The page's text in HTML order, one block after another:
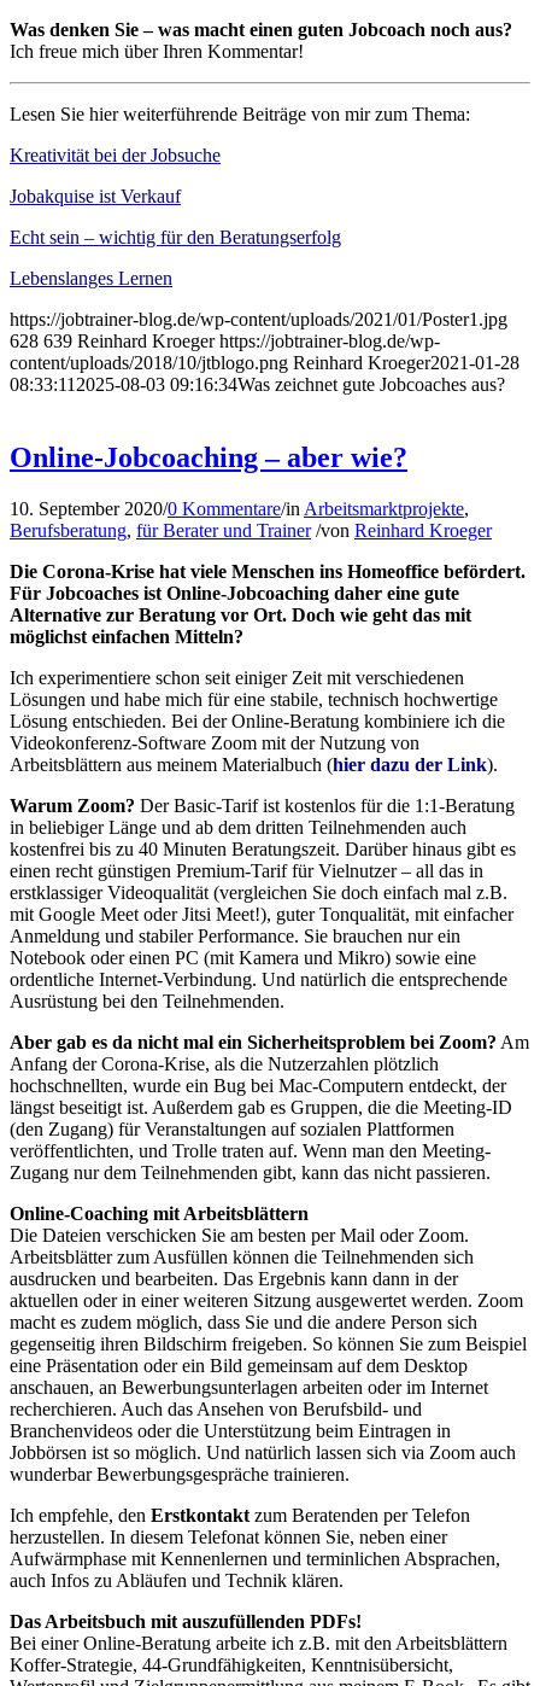
Was denken Sie – was macht einen guten Jobcoach noch aus?
Ich freue mich über Ihren Kommentar!
Lesen Sie hier weiterführende Beiträge von mir zum Thema:
Kreativität bei der Jobsuche
Jobakquise ist Verkauf
Echt sein – wichtig für den Beratungserfolg
Lebenslanges Lernen
https://jobtrainer-blog.de/wp-content/uploads/2021/01/Poster1.jpg
628 639 Reinhard Kroeger https://jobtrainer-blog.de/wp-
content/uploads/2018/10/jtblogo.png Reinhard Kroeger2021-01-28
08:33:11 2025-08-03 09:16:34Was zeichnet gute Jobcoaches aus?
Online-Jobcoaching – aber wie?
10. September 2020/0 Kommentare/in Arbeitsmarktprojekte,
Berufsberatung, für Berater und Trainer /von Reinhard Kroeger
Die Corona-Krise hat viele Menschen ins Homeoffice befördert.
Für Jobcoaches ist Online-Jobcoaching daher eine gute
Alternative zur Beratung vor Ort. Doch wie geht das mit
möglichst einfachen Mitteln?
Ich experimentiere schon seit einiger Zeit mit verschiedenen
Lösungen und habe mich für eine stabile, technisch hochwertige
Lösung entschieden. Bei der Online-Beratung kombiniere ich die
Videokonferenz-Software Zoom mit der Nutzung von
Arbeitsblättern aus meinem Materialbuch (hier dazu der Link).
Warum Zoom? Der Basic-Tarif ist kostenlos für die 1:1-Beratung
in beliebiger Länge und ab dem dritten Teilnehmenden auch
kostenfrei bis zu 40 Minuten Beratungszeit. Darüber hinaus gibt es
einen recht günstigen Premium-Tarif für Vielnutzer – all das in
erstklassiger Videoqualität (vergleichen Sie doch einfach mal z.B.
mit Google Meet oder Jitsi Meet!), guter Tonqualität, mit einfacher
Anmeldung und stabiler Performance. Sie brauchen nur ein
Notebook oder einen PC (mit Kamera und Mikro) sowie eine
ordentliche Internet-Verbindung. Und natürlich die entsprechende
Ausrüstung bei den Teilnehmenden.
Aber gab es da nicht mal ein Sicherheitsproblem bei Zoom? Am
Anfang der Corona-Krise, als die Nutzerzahlen plötzlich
hochschnellten, wurde ein Bug bei Mac-Computern entdeckt, der
längst beseitigt ist. Außerdem gab es Gruppen, die die Meeting-ID
(den Zugang) für Veranstaltungen auf sozialen Plattformen
veröffentlichten, und Trolle traten auf. Wenn man den Meeting-
Zugang nur dem Teilnehmenden gibt, kann das nicht passieren.
Online-Coaching mit Arbeitsblättern
Die Dateien verschicken Sie am besten per Mail oder Zoom.
Arbeitsblätter zum Ausfüllen können die Teilnehmenden sich
ausdrucken und bearbeiten. Das Ergebnis kann dann in der
aktuellen oder in einer weiteren Sitzung ausgewertet werden. Zoom
macht es zudem möglich, dass Sie und die andere Person sich
gegenseitig ihren Bildschirm freigeben. So können Sie zum Beispiel
eine Präsentation oder ein Bild gemeinsam auf dem Desktop
anschauen, an Bewerbungsunterlagen arbeiten oder im Internet
recherchieren. Auch das Ansehen von Berufsbild- und
Branchenvideos oder die Unterstützung beim Eintragen in
Jobbörsen ist so möglich. Und natürlich lassen sich via Zoom auch
wunderbar Bewerbungsgespräche trainieren.
Ich empfehle, den Erstkontakt zum Beratenden per Telefon
herzustellen. In diesem Telefonat können Sie, neben einer
Aufwärmphase mit Kennenlernen und terminlichen Absprachen,
auch Infos zu Abläufen und Technik klären.
Das Arbeitsbuch mit auszufüllenden PDFs!
Bei einer Online-Beratung arbeite ich z.B. mit den Arbeitsblättern
Koffer-Strategie, 44-Grundfähigkeiten, Kenntnisübersicht,